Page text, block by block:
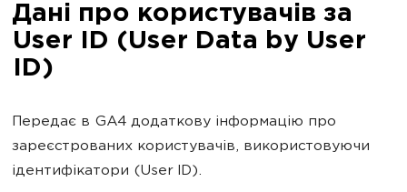
Дані про користувачів за
User ID (User Data by User
ID)
Передає в GA4 додаткову інформацію про
зареєстрованих користувачів, використовуючи
ідентифікатори (User ID).